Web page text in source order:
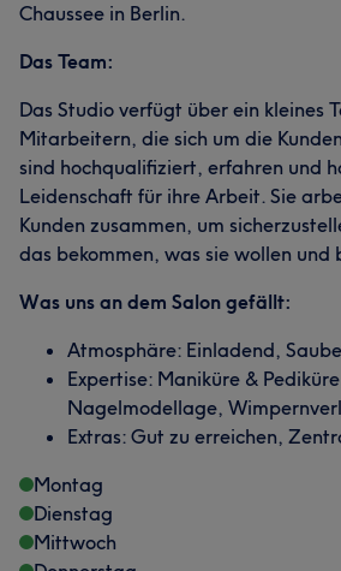
Chaussee in Berlin.
Das Team:
Das Studio verfügt über ein kleines
Mitarbeitern, die sich um die
sind hochqualifiziert, erfahren und
Leidenschaft für ihre Arbeit. Sie
Kunden zusammen, um
das bekommen, was sie wollen und
Was uns an dem Salon gefällt:
Atmosphäre: Einladend,
Expertise: Maniküre &
Nagelmodellage,
Extras: Gut zu erreichen,
Montag
Dienstag
Mittwoch